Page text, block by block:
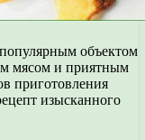
объектом
мясом и приятным
приготовления
изысканного